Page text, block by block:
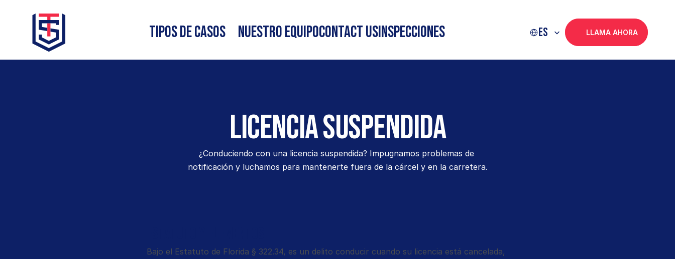
Tipos de Casos Nuestro EquipoContact UsINSPECCIONES
Select Language
ES LLAMA AHORA
Licencia Suspendida
¿Conduciendo con una licencia suspendida? Impugnamos problemas de
notificación y luchamos para mantenerte fuera de la cárcel y en la carretera.
Bajo el Estatuto de Florida § 322.34, es un delito conducir cuando su licencia está cancelada,